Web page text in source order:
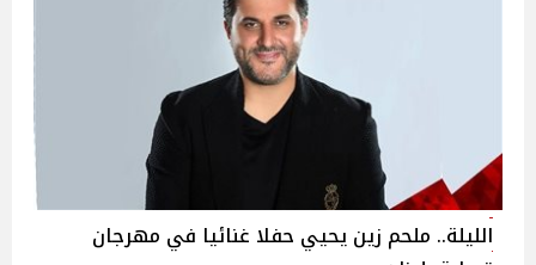
الليلة.. ملحم زين يحيي حفلا غنائيا في مهرجان